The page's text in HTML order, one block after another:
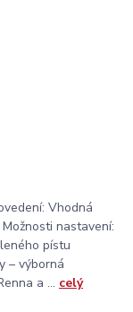
Vhodná
nastavení:
pístu
– výborná
a ... celý